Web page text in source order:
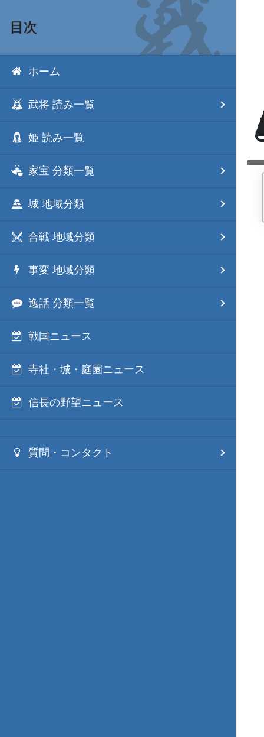
目次
ホーム
武将 読み一覧
姫 読み一覧
家宝 分類一覧
城 地域分類
合戦 地域分類
事変 地域分類
逸話 分類一覧
戦国ニュース
寺社・城・庭園ニュース
信長の野望ニュース
質問・コンタクト